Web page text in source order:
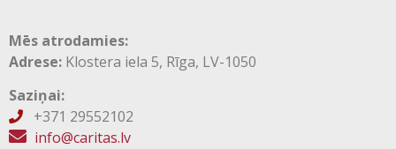
Mēs atrodamies:
Adrese: Klostera iela 5, Rīga, LV-1050
Saziņai:
+371 29552102
 info@caritas.lv